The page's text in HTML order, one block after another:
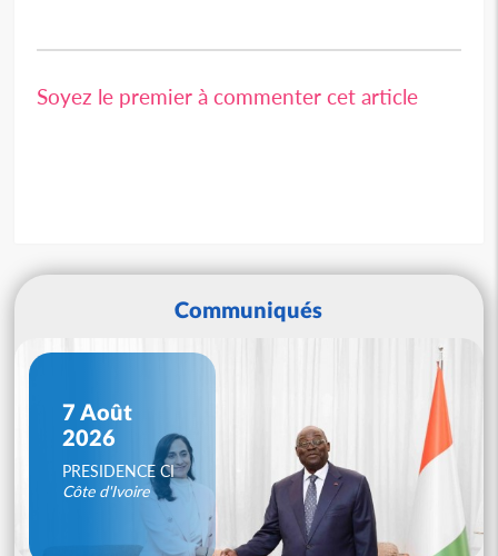
Soyez le premier à commenter cet article
Communiqués
7 Août
2026
PRESIDENCE CI
Côte d'Ivoire